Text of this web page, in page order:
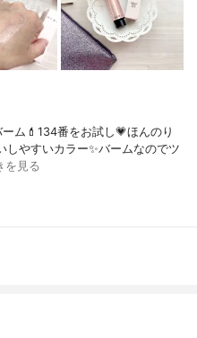
ム💄134番をお試し💗ほんのり
しやすいカラー✨バームなのでツ
を見る